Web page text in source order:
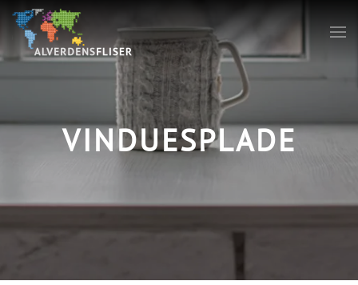
VINDUESPLADE